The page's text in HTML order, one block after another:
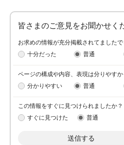
皆さまのご意見をお聞かせく
お求めの情報が充分掲載されてましたで
十分だった
普通
ページの構成や内容、表現は分りやす
分かりやすい
普通
この情報をすぐに見つけられましたか？
すぐに見つけた
普通